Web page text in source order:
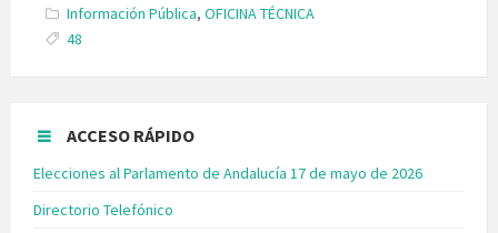
Categories:
Información Pública, OFICINA TÉCNICA
Tags:
48
ACCESO RÁPIDO
Elecciones al Parlamento de Andalucía 17 de mayo de 2026
Directorio Telefónico